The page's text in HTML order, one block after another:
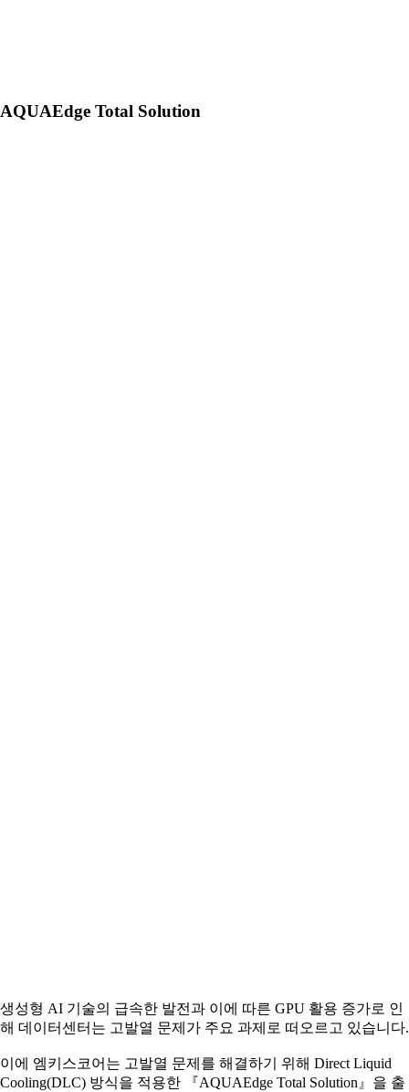
AQUAEdge Total Solution
생성형 AI 기술의 급속한 발전과 이에 따른 GPU 활용 증가로 인
해 데이터센터는 고발열 문제가 주요 과제로 떠오르고 있습니다.
이에 엠키스코어는 고발열 문제를 해결하기 위해 Direct Liquid
Cooling(DLC) 방식을 적용한 『AQUAEdge Total Solution』을 출